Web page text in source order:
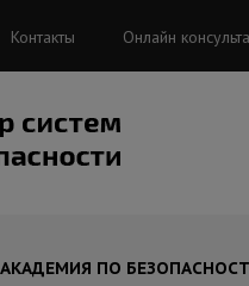
Контакты Онлайн
АКАДЕМИЯ ПО